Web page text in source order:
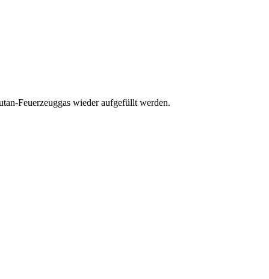
Feuerzeuggas wieder aufgefüllt werden.